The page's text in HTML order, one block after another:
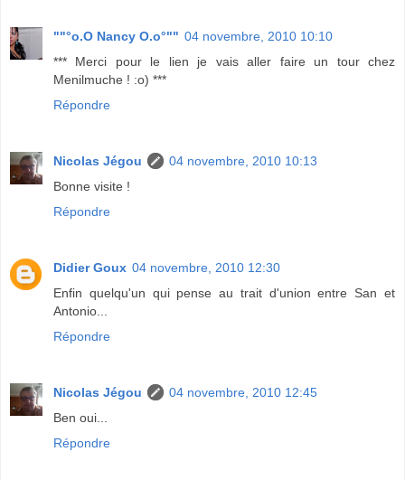
""°o.O Nancy O.o°"" 04 novembre, 2010 10:10
*** Merci pour le lien je vais aller faire un tour chez
Menilmuche ! :o) ***
Répondre
Nicolas Jégou
04 novembre, 2010 10:13
Bonne visite !
Répondre
Didier Goux 04 novembre, 2010 12:30
Enfin quelqu'un qui pense au trait d'union entre San et
Antonio...
Répondre
Nicolas Jégou
04 novembre, 2010 12:45
Ben oui...
Répondre